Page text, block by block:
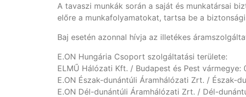
A tavaszi munkák során a saját és munkatársai
előre a munkafolyamatokat, tartsa be a
Baj esetén azonnal hívja az illetékes
E.ON Hungária Csoport szolgáltatási területe:
ELMŰ Hálózati Kft. / Budapest és Pest
E.ON Észak-dunántúli Áramhálózati Zrt. / Észak-
E.ON Dél-dunántúli Áramhálózati Zrt. / Dél-